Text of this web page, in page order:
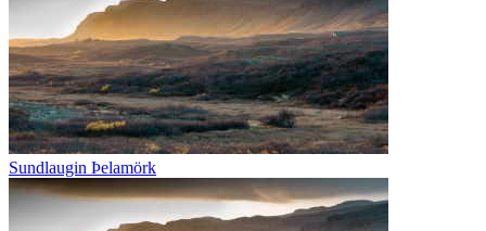
Sundlaugin Þelamörk